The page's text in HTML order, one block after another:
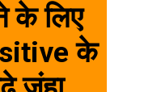
के लिए
के